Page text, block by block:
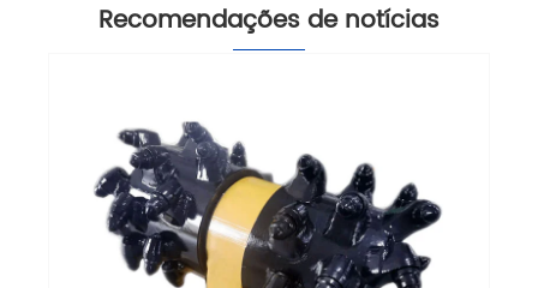
Recomendações de notícias